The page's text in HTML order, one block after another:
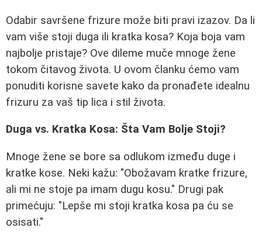
Odabir savršene frizure može biti pravi izazov. Da li
vam više stoji duga ili kratka kosa? Koja boja vam
najbolje pristaje? Ove dileme muče mnoge žene
tokom čitavog života. U ovom članku ćemo vam
ponuditi korisne savete kako da pronađete idealnu
frizuru za vaš tip lica i stil života.
Duga vs. Kratka Kosa: Šta Vam Bolje Stoji?
Mnoge žene se bore sa odlukom između duge i
kratke kose. Neki kažu: "Obožavam kratke frizure,
ali mi ne stoje pa imam dugu kosu." Drugi pak
primećuju: "Lepše mi stoji kratka kosa pa ću se
osisati."